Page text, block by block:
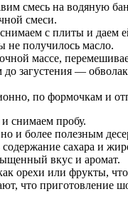
смесь на водяную
смеси.
с плиты и даем
не получилось масло.
массе,
загустения —
по формочкам и
снимаем пробу.
и более полезным
сахара и
вкус и аромат.
или фрукты,
что